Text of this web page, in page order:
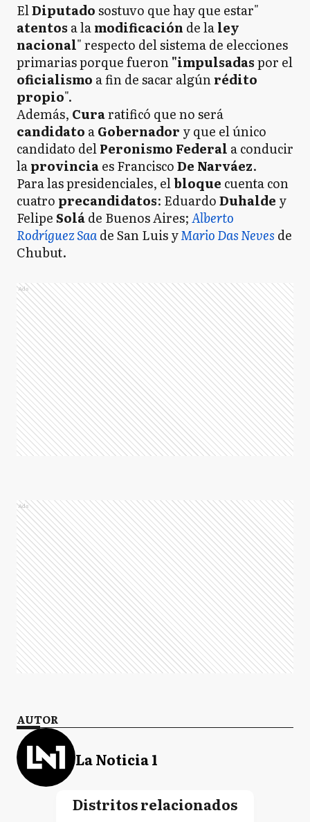
ElDiputadosostuvo que hay que estar"
atentos a lamodificación de laley
nacional"respecto del sistema de elecciones
primarias porque fueron"impulsadaspor el
oficialismo a fin de sacar algúnrédito
propio".
Además, Curaratificó que no será
candidato aGobernador y que el único
candidato delPeronismo Federal a conducir
laprovinciaes FranciscoDe Narváez.
Para las presidenciales, elbloque cuenta con
cuatro precandidatos: EduardoDuhalde y
FelipeSoláde Buenos Aires;Alberto
Rodríguez Saade San Luis yMario Das Neves de
Chubut.
Ads
Ads
AUTOR
La Noticia 1
Distritos relacionados